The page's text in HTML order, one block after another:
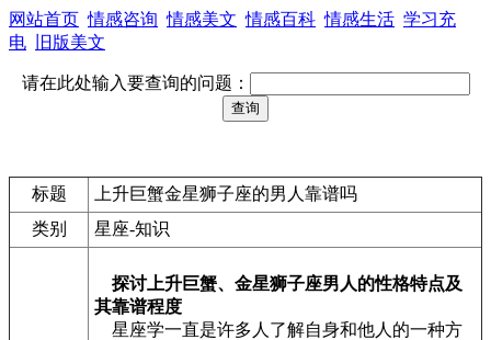
网站首页 情感咨询 情感美文 情感百科 情感生活 学习充
电
旧版美文
请在此处输入要查询的问题：
标题
上升巨蟹金星狮子座的男人靠谱吗
类别
星座-知识
探讨上升巨蟹、金星狮子座男人的性格特点及
其靠谱程度
星座学一直是许多人了解自身和他人的一种方